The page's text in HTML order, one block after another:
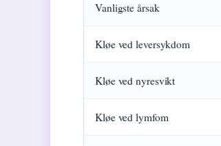
Vanligste årsak
Kløe ved leversykdom
Kløe ved nyresvikt
Kløe ved lymfom